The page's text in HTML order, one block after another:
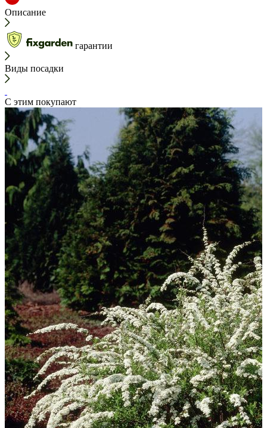
Описание
гарантии
Виды посадки
С этим покупают